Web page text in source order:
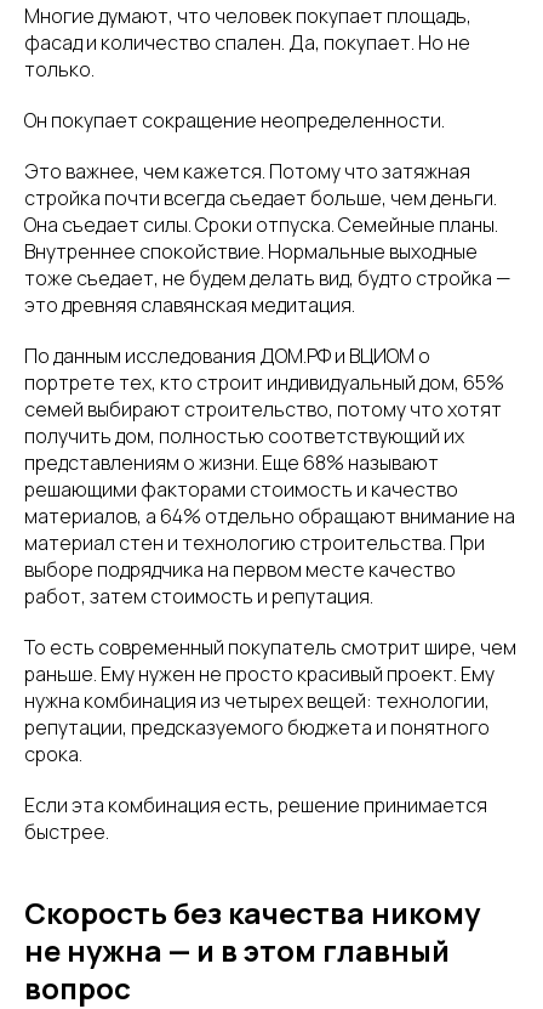
Многие думают, что человек покупает площадь,
фасад и количество спален. Да, покупает. Но не
только.
Он покупает сокращение неопределенности.
Это важнее, чем кажется. Потому что затяжная
стройка почти всегда съедает больше, чем деньги.
Она съедает силы. Сроки отпуска. Семейные планы.
Внутреннее спокойствие. Нормальные выходные
тоже съедает, не будем делать вид, будто стройка —
это древняя славянская медитация.
По данным исследования ДОМ.РФ и ВЦИОМ о
портрете тех, кто строит индивидуальный дом, 65%
семей выбирают строительство, потому что хотят
получить дом, полностью соответствующий их
представлениям о жизни. Еще 68% называют
решающими факторами стоимость и качество
материалов, а 64% отдельно обращают внимание на
материал стен и технологию строительства. При
выборе подрядчика на первом месте качество
работ, затем стоимость и репутация.
То есть современный покупатель смотрит шире, чем
раньше. Ему нужен не просто красивый проект. Ему
нужна комбинация из четырех вещей: технологии,
репутации, предсказуемого бюджета и понятного
срока.
Если эта комбинация есть, решение принимается
быстрее.
Скорость без качества никому
не нужна — и в этом главный
вопрос